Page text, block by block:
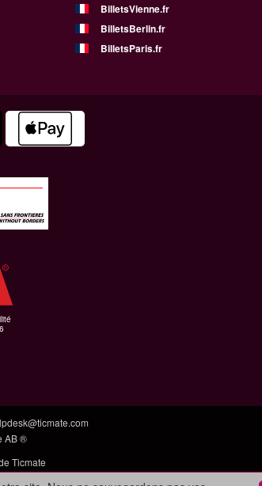
BilletsVienne.fr
BilletsBerlin.fr
BilletsParis.fr
AB ®
Ticmate